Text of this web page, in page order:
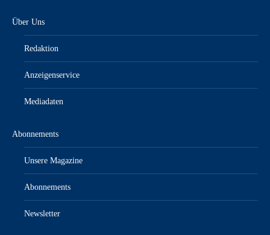
Über Uns
Redaktion
Anzeigenservice
Mediadaten
Abonnements
Unsere Magazine
Abonnements
Newsletter